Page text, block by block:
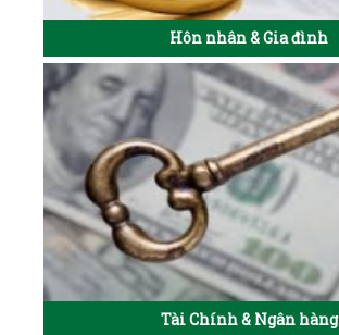
Hôn nhân & Gia đình
Tài Chính & Ngân hàng